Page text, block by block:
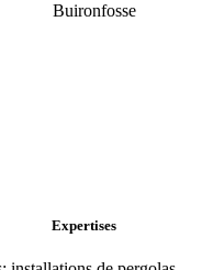
Buironfosse
Expertises